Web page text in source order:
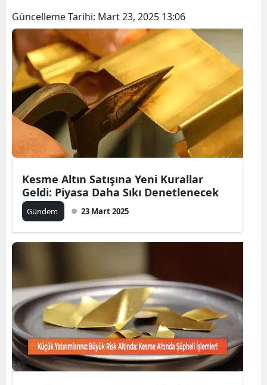
Bilecik
Bingöl
Bitlis
Burdur
Bursa
Çankırı
Denizli
Edirne
Elazığ
Erzincan
Erzurum
Güncelleme Tarihi: Mart 23, 2025 13:06
Kesme Altın Satışına Yeni Kurallar
Geldi: Piyasa Daha Sıkı Denetlenecek
Gündem 23 Mart 2025